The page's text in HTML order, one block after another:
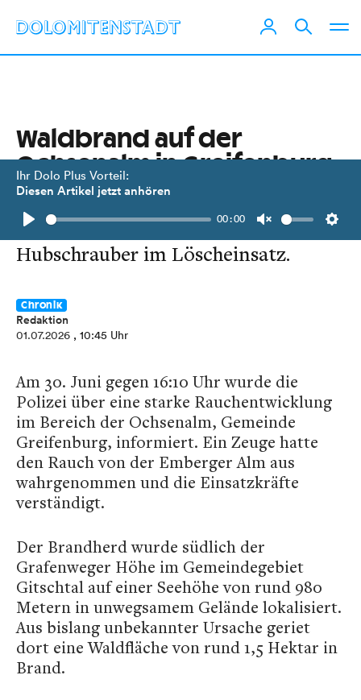
Ihr Dolo Plus Vorteil:
Diesen Artikel jetzt anhören
Play
00:00
Unmute
Waldbrand auf der
Ochsenalm in Greifenburg
14 Feuerwehren mit 130
Einsatzkräften und zwei
Hubschrauber im Löscheinsatz.
Chronik
Redaktion
01.07.2026 , 10:45 Uhr
Am 30. Juni gegen 16:10 Uhr wurde die
Polizei über eine starke Rauchentwicklung
im Bereich der Ochsenalm, Gemeinde
Greifenburg, informiert. Ein Zeuge hatte
den Rauch von der Emberger Alm aus
wahrgenommen und die Einsatzkräfte
verständigt.
Der Brandherd wurde südlich der
Grafenweger Höhe im Gemeindegebiet
Gitschtal auf einer Seehöhe von rund 980
Metern in unwegsamem Gelände lokalisiert.
Aus bislang unbekannter Ursache geriet
dort eine Waldfläche von rund 1,5 Hektar in
Brand.